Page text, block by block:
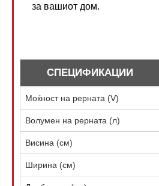
за вашиот дом.
СПЕЦИФИКАЦИИ
Моќност на рерната (V)
Волумен на рерната (л)
Висина (см)
Ширина (см)